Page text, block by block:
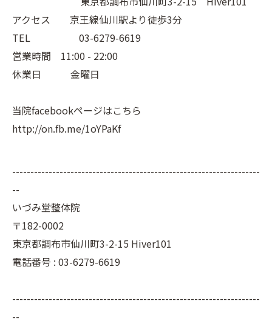
アクセス 京王線仙川駅より徒歩3分
TEL 03-6279-6619
営業時間 11:00 - 22:00
休業日 金曜日
当院facebookページはこちら
http://on.fb.me/1oYPaKf
--------------------------------------------------------------------
--
いづみ堂整体院
〒182-0002
東京都調布市仙川町3-2-15 Hiver101
電話番号 : 03-6279-6619
--------------------------------------------------------------------
--